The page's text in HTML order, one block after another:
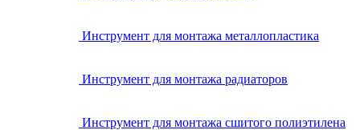
Инструмент для монтажа металлопластика
Инструмент для монтажа радиаторов
Инструмент для монтажа сшитого полиэтилена